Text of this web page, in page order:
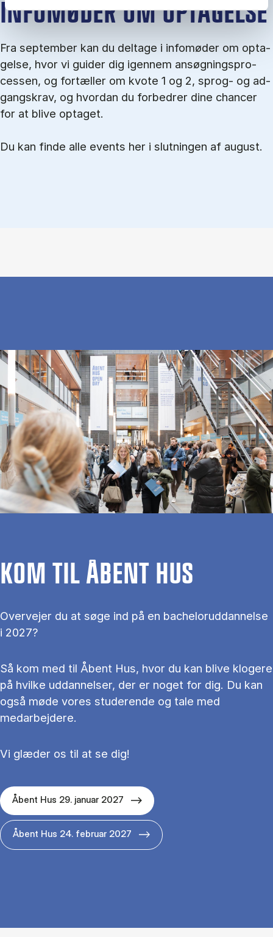
IN­FO­MØ­DER OM OP­TA­GEL­SE
Fra september kan du del­tage i in­fo­mø­der om op­ta­
gel­se, hvor vi gu­i­der dig igen­nem an­søg­nings­pro­
ces­sen, og for­tæl­ler om kvo­te 1 og 2, sprog- og ad­
gangs­krav, og hvordan du forbedrer dine chancer
for at blive optaget.
Du kan finde alle events her i slutningen af august.
KOM TIL ÅBENT HUS
Overvejer du at søge ind på en bacheloruddannelse
i 2027?
Så kom med til Åbent Hus, hvor du kan blive klogere
på hvilke uddannelser, der er noget for dig. Du kan
også møde vores studerende og tale med
medarbejdere.
Vi glæder os til at se dig!
Åbent Hus 29. januar 2027
Åbent Hus 24. februar 2027